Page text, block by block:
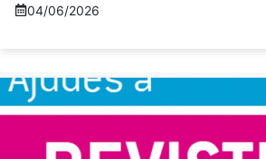
04/06/2026